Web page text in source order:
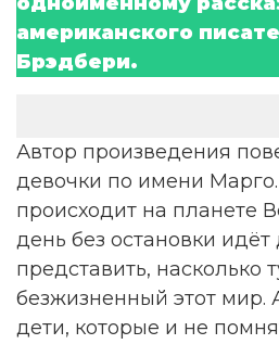
американского
Брэдбери.
Автор произведения
девочки по имени
происходит на планете
день без остановки
представить, насколько
безжизненный этот мир.
дети, которые и не